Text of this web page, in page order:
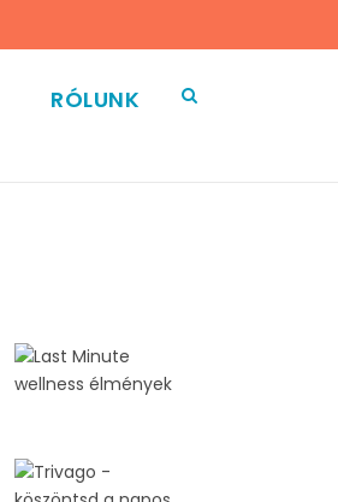
RÓLUNK